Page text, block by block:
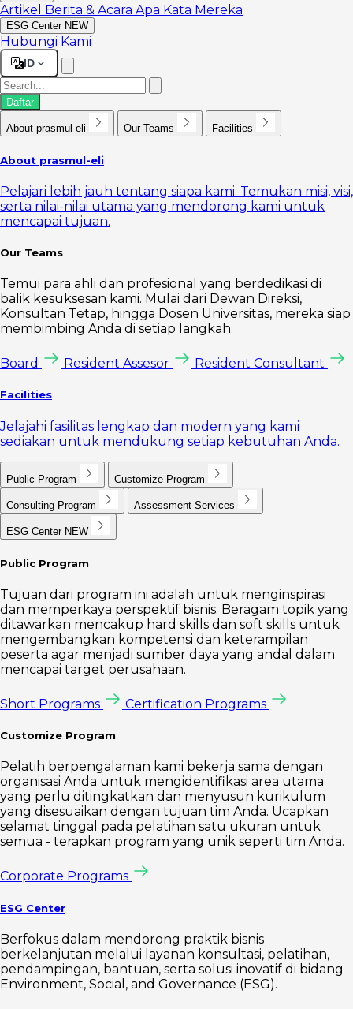
Artikel Berita & Acara Apa Kata Mereka
ESG Center NEW
Hubungi Kami
ID
Daftar
About prasmul-eli Our Teams Facilities
About prasmul-eli
Pelajari lebih jauh tentang siapa kami. Temukan misi, visi,
serta nilai-nilai utama yang mendorong kami untuk
mencapai tujuan.
Our Teams
Temui para ahli dan profesional yang berdedikasi di
balik kesuksesan kami. Mulai dari Dewan Direksi,
Konsultan Tetap, hingga Dosen Universitas, mereka siap
membimbing Anda di setiap langkah.
Board Resident Assesor Resident Consultant
Facilities
Jelajahi fasilitas lengkap dan modern yang kami
sediakan untuk mendukung setiap kebutuhan Anda.
Public Program Customize Program
Consulting Program Assessment Services
ESG Center NEW
Public Program
Tujuan dari program ini adalah untuk menginspirasi
dan memperkaya perspektif bisnis. Beragam topik yang
ditawarkan mencakup hard skills dan soft skills untuk
mengembangkan kompetensi dan keterampilan
peserta agar menjadi sumber daya yang andal dalam
mencapai target perusahaan.
Short Programs Certification Programs
Customize Program
Pelatih berpengalaman kami bekerja sama dengan
organisasi Anda untuk mengidentifikasi area utama
yang perlu ditingkatkan dan menyusun kurikulum
yang disesuaikan dengan tujuan tim Anda. Ucapkan
selamat tinggal pada pelatihan satu ukuran untuk
semua - terapkan program yang unik seperti tim Anda.
Corporate Programs
ESG Center
Berfokus dalam mendorong praktik bisnis
berkelanjutan melalui layanan konsultasi, pelatihan,
pendampingan, bantuan, serta solusi inovatif di bidang
Environment, Social, and Governance (ESG).